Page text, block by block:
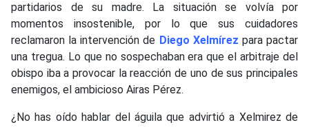
partidarios de su madre. La situación se volvía por
momentos insostenible, por lo que sus cuidadores
reclamaron la intervención de Diego Xelmírez para pactar
una tregua. Lo que no sospechaban era que el arbitraje del
obispo iba a provocar la reacción de uno de sus principales
enemigos, el ambicioso Airas Pérez.
¿No has oído hablar del águila que advirtió a Xelmirez de